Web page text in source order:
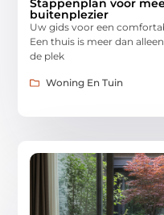
Stappenplan voor
buitenplezier
Uw gids voor een
Een thuis is meer dan
de plek
Woning En Tuin